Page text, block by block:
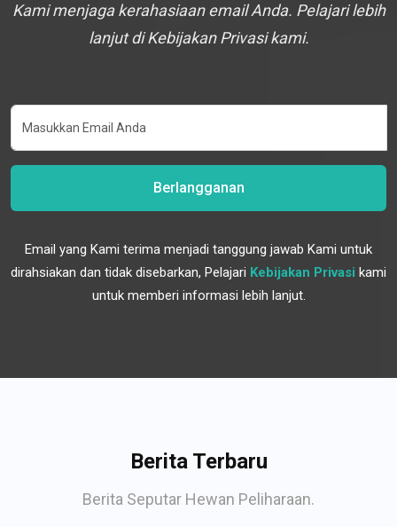
Kami menjaga kerahasiaan email Anda. Pelajari lebih
lanjut di Kebijakan Privasi kami.
Berlangganan
Email yang Kami terima menjadi tanggung jawab Kami untuk
dirahsiakan dan tidak disebarkan, Pelajari Kebijakan Privasi kami
untuk memberi informasi lebih lanjut.
Berita Terbaru
Berita Seputar Hewan Peliharaan.